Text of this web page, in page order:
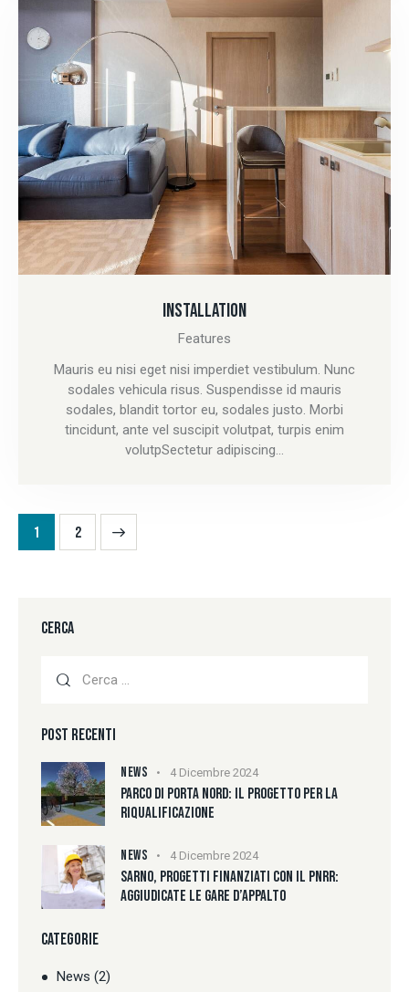
INSTALLATION
Features
Mauris eu nisi eget nisi imperdiet vestibulum. Nunc
sodales vehicula risus. Suspendisse id mauris
sodales, blandit tortor eu, sodales justo. Morbi
tincidunt, ante vel suscipit volutpat, turpis enim
volutpSectetur adipiscing…
1 2
CERCA
POST RECENTI
NEWS 4 Dicembre 2024
PARCO DI PORTA NORD: IL PROGETTO PER LA
RIQUALIFICAZIONE
NEWS 4 Dicembre 2024
SARNO, PROGETTI FINANZIATI CON IL PNRR:
AGGIUDICATE LE GARE D’APPALTO
CATEGORIE
News (2)